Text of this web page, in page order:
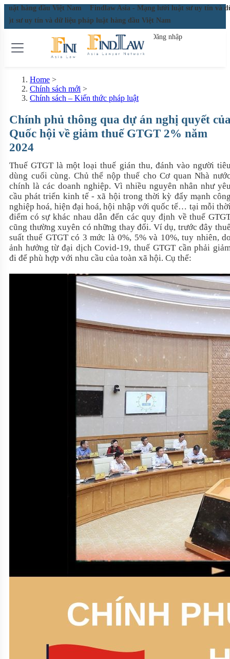
đầu Việt NamFindlaw Asia - Mạng lưới luật sư uy tín và dữ liệu
uy tín và dữ liệu pháp luật hàng đầu Việt Nam
Đăng nhập
Home >
Chính sách mới >
Chính sách – Kiến thức pháp luật
Chính phủ thông qua dự án nghị quyết
Quốc hội về giảm thuế GTGT 2% năm
2024
Thuế GTGT là một loại thuế gián thu, đánh vào người
dùng cuối cùng. Chủ thể nộp thuế cho Cơ quan Nhà
chính là các doanh nghiệp. Vì nhiều nguyên nhân như
cầu phát triển kinh tế - xã hội trong thời kỳ đẩy mạnh
nghiệp hoá, hiện đại hoá, hội nhập với quốc tế… tại mỗi
điểm có sự khác nhau dẫn đến các quy định về thuế
cũng thường xuyên có những thay đổi. Ví dụ, trước đây
suất thuế GTGT có 3 mức là 0%, 5% và 10%, tuy nhiên,
ảnh hưởng từ đại dịch Covid-19, thuế GTGT cần phải
đi để phù hợp với nhu cầu của toàn xã hội. Cụ thể: